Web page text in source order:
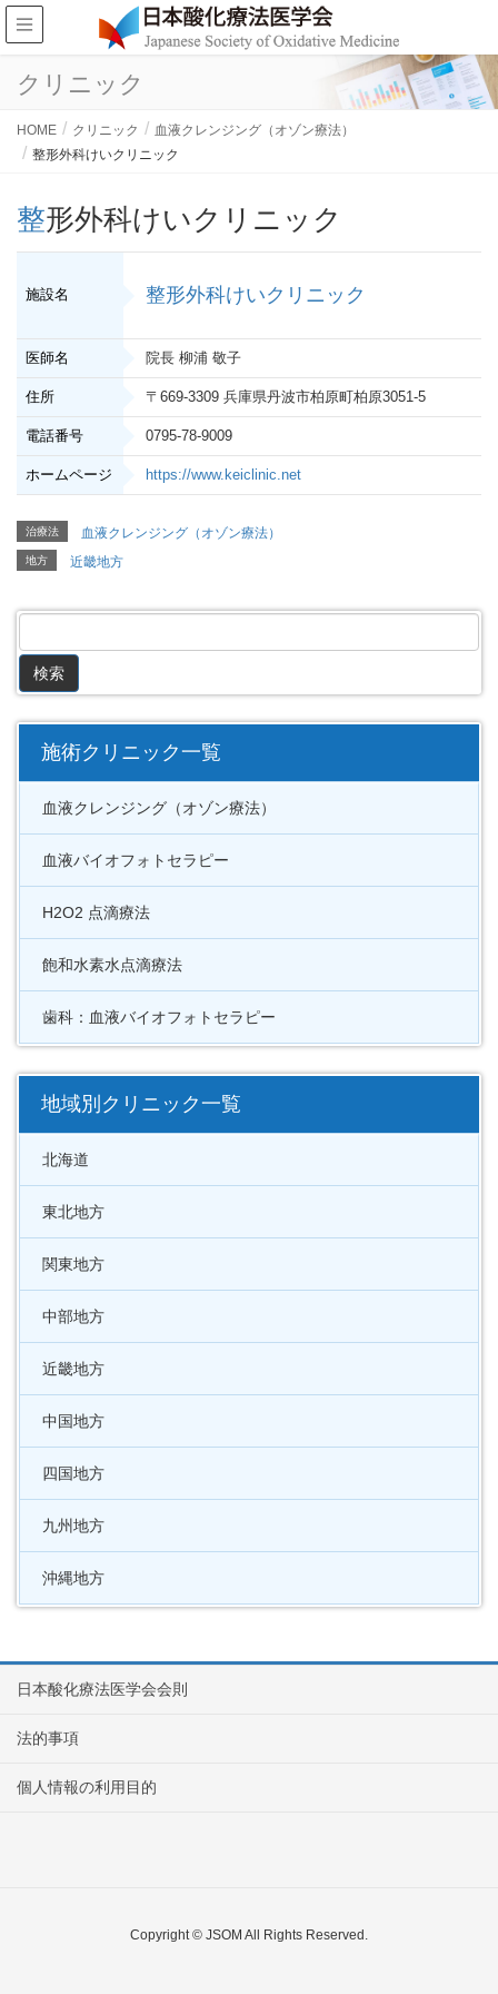
クリニック
HOME クリニック
血液クレンジング（オゾン療法）
整形外科けいクリニック
整形外科けいクリニック
施設名 整形外科けいクリニック
医師名 院長 柳浦 敬子
住所 〒669-3309 兵庫県丹波市柏原町柏原3051-5
電話番号 0795-78-9009
ホームページ https://www.keiclinic.net
治療法 血液クレンジング（オゾン療法）
地方 近畿地方
施術クリニック一覧
血液クレンジング（オゾン療法）
血液バイオフォトセラピー
H2O2 点滴療法
飽和水素水点滴療法
歯科：血液バイオフォトセラピー
地域別クリニック一覧
北海道
東北地方
関東地方
中部地方
近畿地方
中国地方
四国地方
九州地方
沖縄地方
日本酸化療法医学会会則
法的事項
個人情報の利用目的
Copyright © JSOM All Rights Reserved.